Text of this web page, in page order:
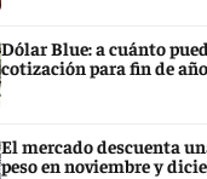
Dólar Blue: a cuánto
cotización para fin de año
El mercado descuenta
peso en noviembre y